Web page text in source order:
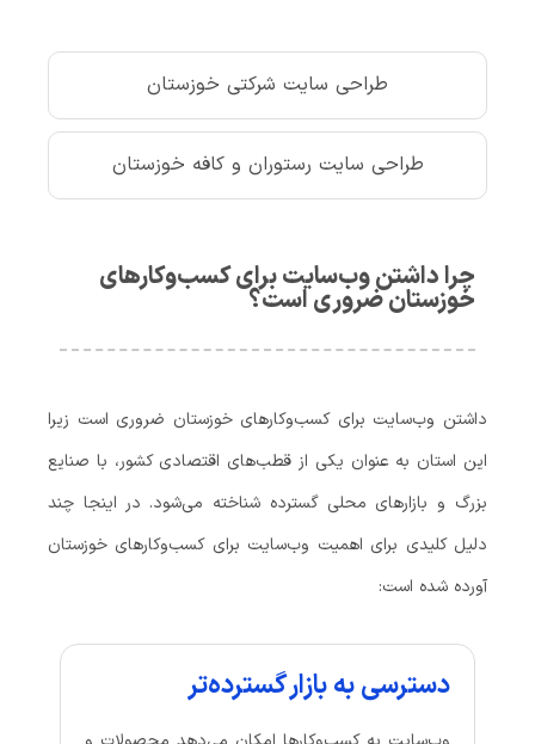
طراحی سایت شرکتی خوزستان
طراحی سایت رستوران و کافه خوزستان
چرا داشتن وب‌سایت برای کسب‌وکارهای
خوزستان ضروری است؟
داشتن وب‌سایت برای کسب‌وکارهای خوزستان ضروری است زیرا
این استان به عنوان یکی از قطب‌های اقتصادی کشور، با صنایع
بزرگ و بازارهای محلی گسترده شناخته می‌شود. در اینجا چند
دلیل کلیدی برای اهمیت وب‌سایت برای کسب‌وکارهای خوزستان
آورده شده است:
دسترسی به بازار گسترده‌تر